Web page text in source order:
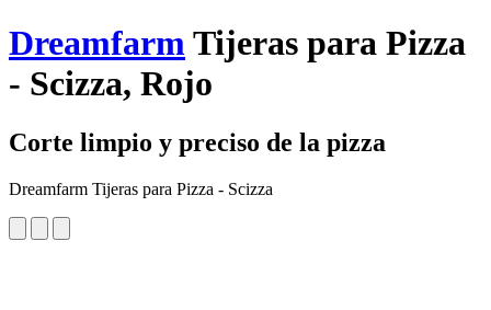
DreamfarmTijeras para Pizza
- Scizza, Rojo
Corte limpio y preciso de la pizza
Dreamfarm Tijeras para Pizza - Scizza